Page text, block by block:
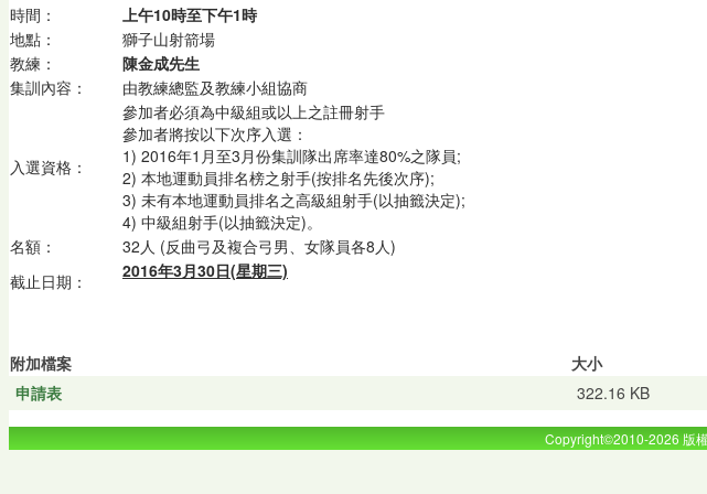
時間：
上午10時至下午1時
地點：
獅子山射箭場
教練：
陳金成先生
集訓內容：
由教練總監及教練小組協商
入選資格：
參加者必須為中級組或以上之註冊射手
參加者將按以下次序入選：
1) 2016年1月至3月份集訓隊出席率達80%之隊員;
2) 本地運動員排名榜之射手(按排名先後次序);
3) 未有本地運動員排名之高級組射手(以抽籤決定);
4) 中級組射手(以抽籤決定)。
名額：
32人 (反曲弓及複合弓男、女隊員各8人)
截止日期：
2016年3月30日(星期三)
附加檔案
大小
申請表
322.16 KB
Copyright©2010-2026 版